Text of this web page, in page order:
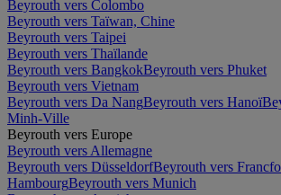
Beyrouth vers Colombo
Beyrouth vers Taïwan, Chine
Beyrouth vers Taipei
Beyrouth vers Thaïlande
Beyrouth vers BangkokBeyrouth vers Phuket
Beyrouth vers Vietnam
Beyrouth vers Da NangBeyrouth vers Hanoï
Minh-Ville
Beyrouth vers Europe
Beyrouth vers Allemagne
Beyrouth vers DüsseldorfBeyrouth vers
HambourgBeyrouth vers Munich